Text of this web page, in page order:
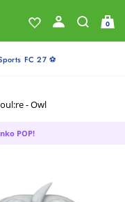
0
FC 27 ⚽
- Owl
POP!